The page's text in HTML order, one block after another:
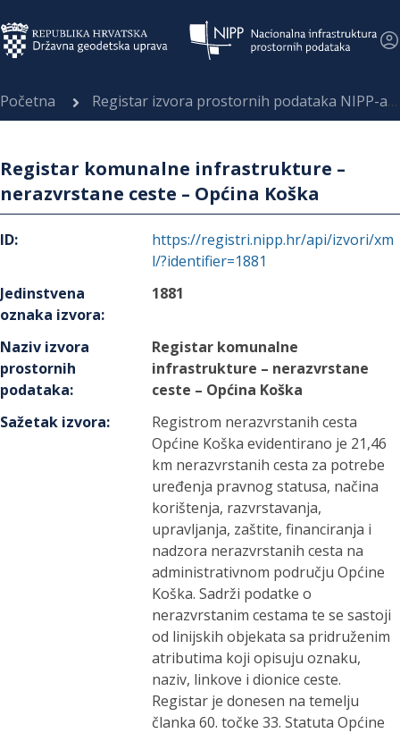
Početna Registar izvora prostornih podataka NIPP-a
Registar komunalne infrastrukture –
nerazvrstane ceste – Općina Koška
ID:
https://registri.nipp.hr/api/izvori/xm
l/?identifier=1881
Jedinstvena
oznaka izvora:
1881
Naziv izvora
prostornih
podataka:
Registar komunalne
infrastrukture – nerazvrstane
ceste – Općina Koška
Sažetak izvora:
Registrom nerazvrstanih cesta
Općine Koška evidentirano je 21,46
km nerazvrstanih cesta za potrebe
uređenja pravnog statusa, načina
korištenja, razvrstavanja,
upravljanja, zaštite, financiranja i
nadzora nerazvrstanih cesta na
administrativnom području Općine
Koška. Sadrži podatke o
nerazvrstanim cestama te se sastoji
od linijskih objekata sa pridruženim
atributima koji opisuju oznaku,
naziv, linkove i dionice ceste.
Registar je donesen na temelju
članka 60. točke 33. Statuta Općine